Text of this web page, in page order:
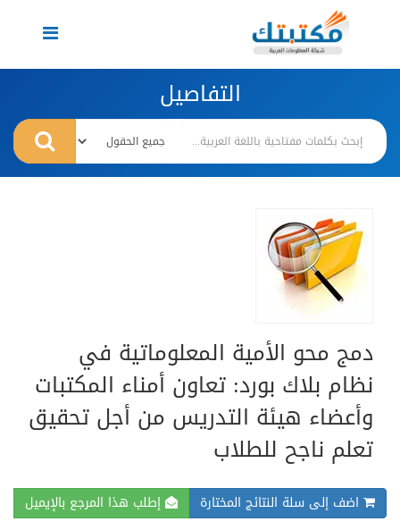
Toggle
navigation
التفاصيل
دمج محو الأمية المعلوماتية في
نظام بلاك بورد: تعاون أمناء المكتبات
وأعضاء هيئة التدريس من أجل تحقيق
تعلم ناجح للطلاب
اضف إلى سلة النتائج المختارة إطلب هذا المرجع بالإيميل